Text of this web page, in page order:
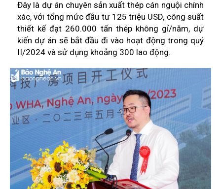
Đây là dự án chuyên sản xuất thép cán nguội chính
xác, với tổng mức đầu tư 125 triệu USD, công suất
thiết kế đạt 260.000 tấn thép không gỉ/năm, dự
kiến dự án sẽ bắt đầu đi vào hoạt động trong quý
II/2024 và sử dụng khoảng 300 lao động.